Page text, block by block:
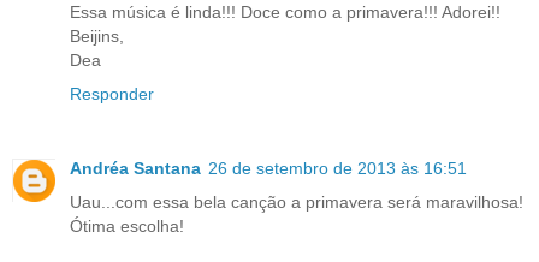
Essa música é linda!!! Doce como a primavera!!! Adorei!!
Beijins,
Dea
Responder
Andréa Santana 26 de setembro de 2013 às 16:51
Uau...com essa bela canção a primavera será maravilhosa!
Ótima escolha!